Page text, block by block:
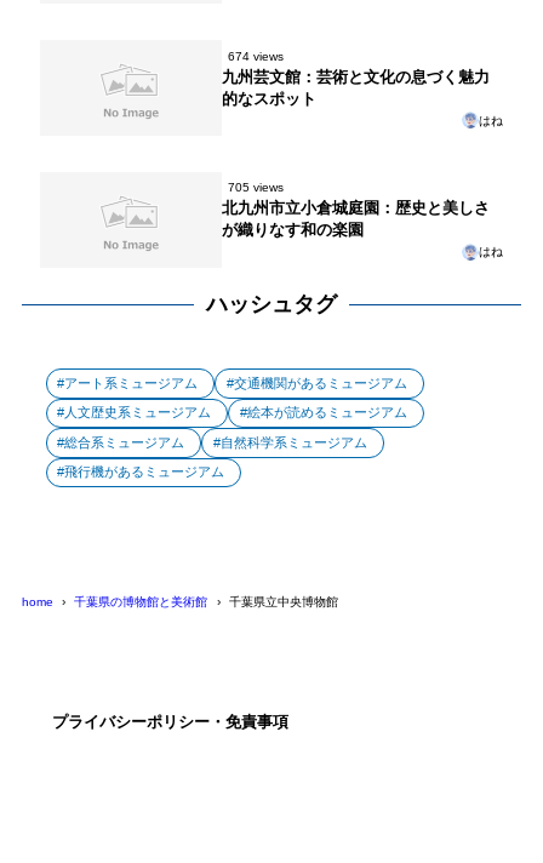
674 views
九州芸文館：芸術と文化の息づく魅力
的なスポット
はね
705 views
北九州市立小倉城庭園：歴史と美しさ
が織りなす和の楽園
はね
ハッシュタグ
アート系ミュージアム 交通機関があるミュージアム
人文歴史系ミュージアム 絵本が読めるミュージアム
総合系ミュージアム 自然科学系ミュージアム
飛行機があるミュージアム
home 千葉県の博物館と美術館 千葉県立中央博物館
プライバシーポリシー・免責事項